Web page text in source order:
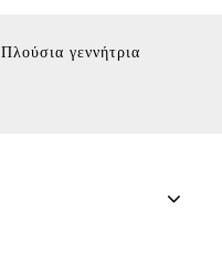
Πλούσια γεννήτρια